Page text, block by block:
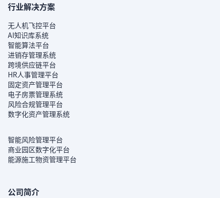
行业解决方案
无人机飞控平台
AI知识库系统
智能算法平台
进销存管理系统
跨境供应链平台
HR人事管理平台
固定资产管理平台
电子房票管理系统
风险合规管理平台
数字化资产管理系统
智能风险管理平台
商业园区数字化平台
能源施工物资管理平台
公司简介